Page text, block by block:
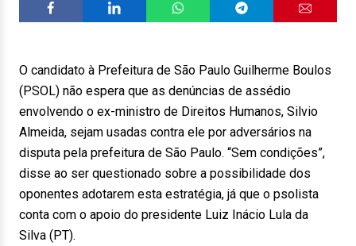
O candidato à Prefeitura de São Paulo Guilherme Boulos
(PSOL) não espera que as denúncias de assédio
envolvendo o ex-ministro de Direitos Humanos, Silvio
Almeida, sejam usadas contra ele por adversários na
disputa pela prefeitura de São Paulo. “Sem condições”,
disse ao ser questionado sobre a possibilidade dos
oponentes adotarem esta estratégia, já que o psolista
conta com o apoio do presidente Luiz Inácio Lula da
Silva (PT).